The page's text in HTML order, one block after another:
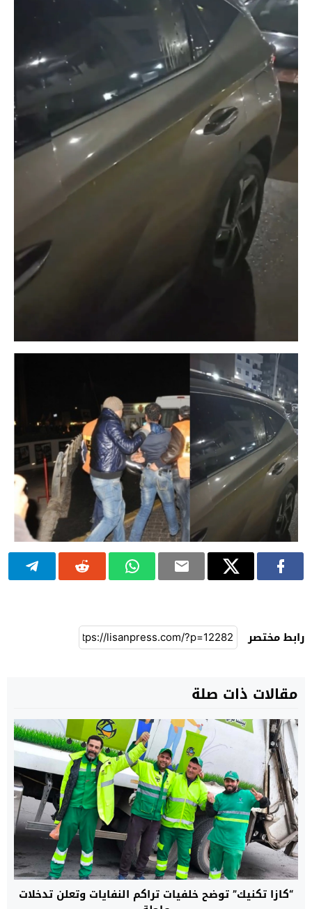
رابط مختصر
مقالات ذات صلة
“كازا تكنيك” توضح خلفيات تراكم النفايات وتعلن تدخلات